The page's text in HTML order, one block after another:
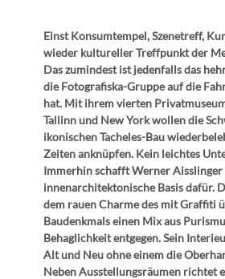
Einst Konsumtempel, Szenetreff,
wieder kultureller Treffpunkt der
Das zumindest ist jedenfalls das
die Fotografiska-Gruppe auf die
hat. Mit ihrem vierten
Tallinn und New York wollen die
ikonischen Tacheles-Bau
Zeiten anknüpfen. Kein leichtes
Immerhin schafft Werner Aisslinger
innenarchitektonische Basis dafür.
dem rauen Charme des mit Graffiti
Baudenkmals einen Mix aus
Behaglichkeit entgegen. Sein
Alt und Neu ohne einem die
Neben Ausstellungsräumen richtet